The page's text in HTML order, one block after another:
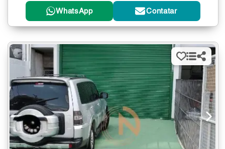
WhatsApp Contatar